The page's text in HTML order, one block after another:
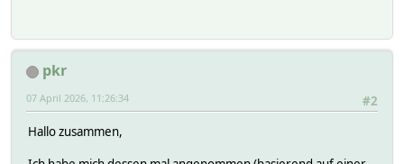
pkr
#2
07 April 2026, 11:26:34
Hallo zusammen,